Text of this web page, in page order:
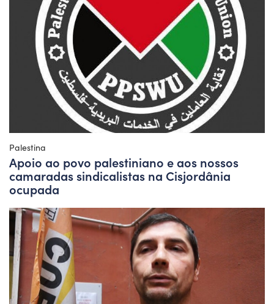
Palestina
Apoio ao povo palestiniano e aos nossos
camaradas sindicalistas na Cisjordânia
ocupada